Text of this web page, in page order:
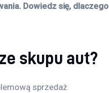
Dowiedz się, dlaczego
skupu aut?
sprzedaż